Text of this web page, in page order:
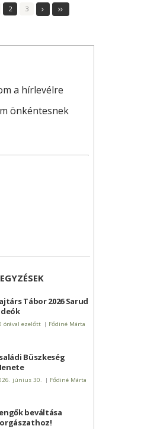
2 3
a hírlevélre
önkéntesnek
Tábor 2026 Sarud
órával ezelőtt | Fődiné Márta
Büszkeség
június 30. | Fődiné Márta
beváltása